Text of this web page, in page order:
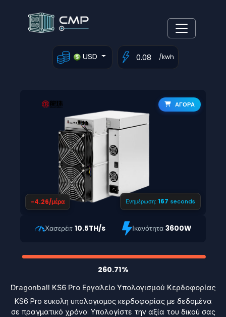
USD /kwh
ΑΓΟΡΑ
-4.26/μέρα Ενημέρωση: 166 seconds
Χασερέιτ10.5TH/s Ικανότητα 3600W
260.71%
Dragonball KS6 Pro Εργαλείο Υπολογισμού Κερδοφορίας
KS6 Pro ευκολη υπολογισμος κερδοφορίας με δεδομένα
σε πραγματικό χρόνο: Υπολογίστε την αξία του δικού σας